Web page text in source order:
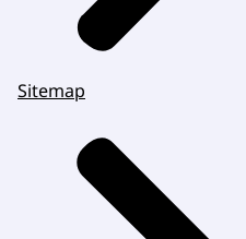
Sitemap